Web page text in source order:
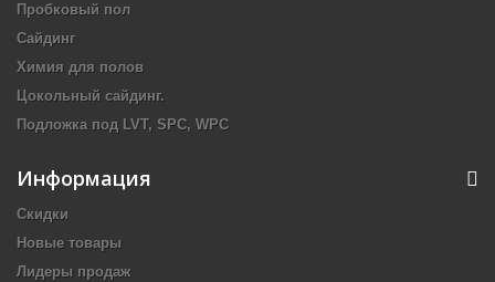
Пробковый пол
Сайдинг
Химия для полов
Цокольный сайдинг.
Подложка под LVT, SPC, WPC
Информация
Скидки
Новые товары
Лидеры продаж